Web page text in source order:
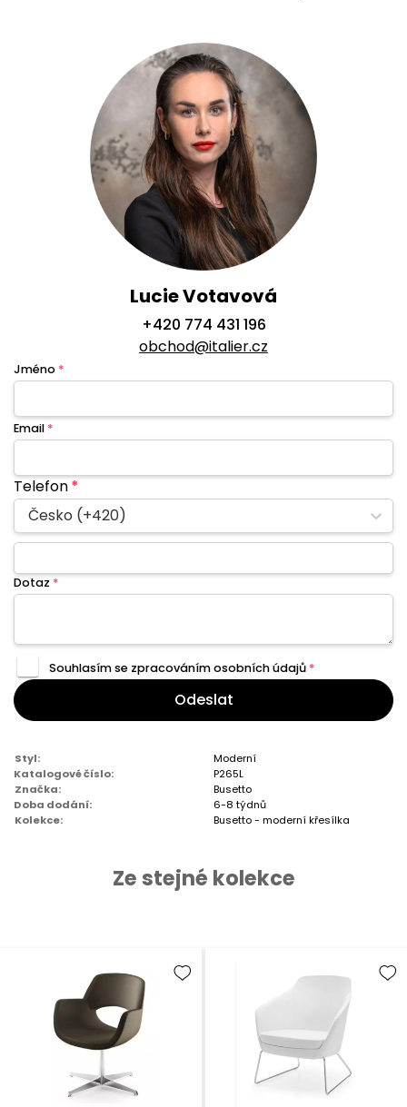
Lucie Votavová
+420 774 431 196
obchod@italier.cz
Jméno *
Email *
Telefon*
Česko (+420)
Dotaz *
Souhlasím se zpracovánímosobních údajů *
Odeslat
Styl:
Moderní
Katalogové číslo:
P265L
Značka:
Busetto
Doba dodání:
6-8 týdnů
Kolekce:
Busetto - moderní křesílka
Ze stejné kolekce